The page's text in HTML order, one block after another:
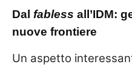
Dal fabless all’IDM:
nuove frontiere
Un aspetto